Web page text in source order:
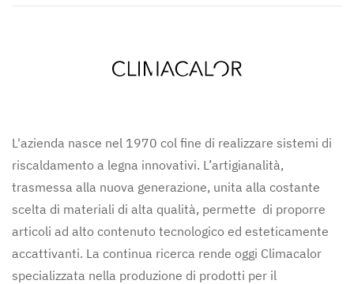
L'azienda nasce nel 1970 col fine di realizzare sistemi di
riscaldamento a legna innovativi. L’artigianalità,
trasmessa alla nuova generazione, unita alla costante
scelta di materiali di alta qualità, permette di proporre
articoli ad alto contenuto tecnologico ed esteticamente
accattivanti. La continua ricerca rende oggi Climacalor
specializzata nella produzione di prodotti per il